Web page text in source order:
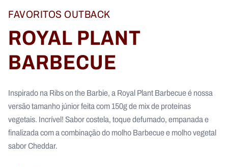
FAVORITOS OUTBACK
ROYAL PLANT
BARBECUE
Inspirado na Ribs on the Barbie, a Royal Plant Barbecue é nossa
versão tamanho júnior feita com 150g de mix de proteínas
vegetais. Incrível! Sabor costela, toque defumado, empanada e
finalizada com a combinação do molho Barbecue e molho vegetal
sabor Cheddar.